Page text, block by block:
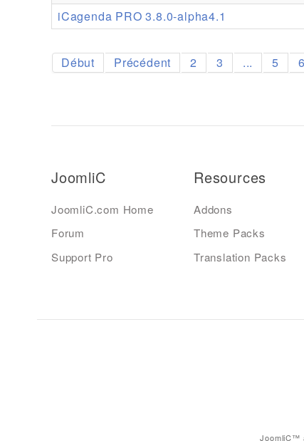
iCagenda PRO 3.8.0-alpha4.1
Début Précédent 2 3 ... 5 6
JoomliC
JoomliC.com Home
Forum
Support Pro
Resources
Addons
Theme Packs
Translation Packs
JoomliC™